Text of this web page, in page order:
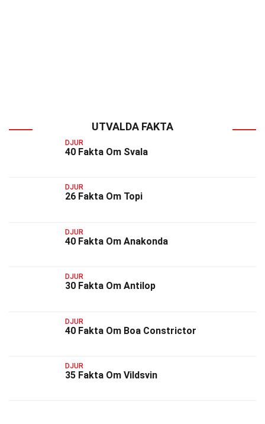
UTVALDA FAKTA
DJUR
40 Fakta Om Svala
DJUR
26 Fakta Om Topi
DJUR
40 Fakta Om Anakonda
DJUR
30 Fakta Om Antilop
DJUR
40 Fakta Om Boa Constrictor
DJUR
35 Fakta Om Vildsvin